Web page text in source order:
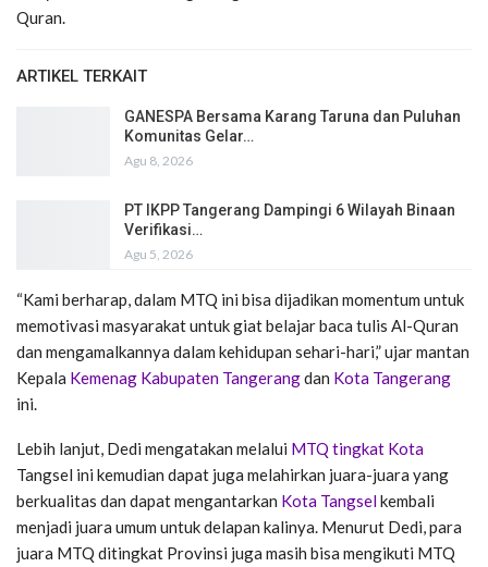
Quran.
ARTIKEL TERKAIT
GANESPA Bersama Karang Taruna dan Puluhan
Komunitas Gelar…
Agu 8, 2026
PT IKPP Tangerang Dampingi 6 Wilayah Binaan
Verifikasi…
Agu 5, 2026
“Kami berharap, dalam MTQ ini bisa dijadikan momentum untuk
memotivasi masyarakat untuk giat belajar baca tulis Al-Quran
dan mengamalkannya dalam kehidupan sehari-hari,” ujar mantan
Kepala Kemenag Kabupaten Tangerangdan Kota Tangerang
ini.
Lebih lanjut, Dedi mengatakan melalui MTQ tingkat Kota
Tangsel ini kemudian dapat juga melahirkan juara-juara yang
berkualitas dan dapat mengantarkan Kota Tangselkembali
menjadi juara umum untuk delapan kalinya. Menurut Dedi, para
juara MTQ ditingkat Provinsi juga masih bisa mengikuti MTQ